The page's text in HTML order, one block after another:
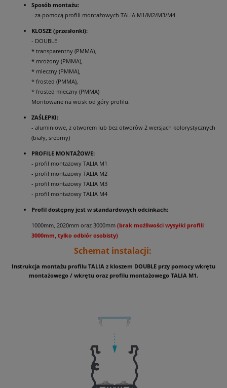
Sposób montażu:
- za pomocą profili montażowych TALIA M1/M2/M3/M4
KLOSZE (przesłonki):
- DOUBLE
* transparentny (PMMA),
* mrożony (PMMA),
* mleczny (PMMA),
* frosted (PMMA),
* frosted mleczny (PMMA)
Montowane na wcisk od góry profilu.
ZAŚLEPKI:
- aluminiowe, z otworem lub bez otworów 2 wersjach kolorystycznych
(biały, srebrny)
PROFILE MONTAŻOWE:
- profil montażowy TALIA M1
- profil montażowy TALIA M2
- profil montażowy TALIA M3
- profil montażowy TALIA M4
Profil dostępny jest w standardowych odcinkach:
1000mm, 2020mm oraz 3000mm (brak możliwości wysyłki profili
3000mm, tylko odbiór osobisty)
Schemat instalacji:
Instrukcja montażu profilu TALIA z kloszem DOUBLE przy pomocy wkrętu
montażowego / wkrętu oraz profilu montażowego TALIA M1.